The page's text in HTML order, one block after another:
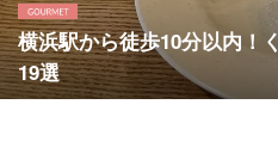
横浜駅から徒歩10分以内！
19選